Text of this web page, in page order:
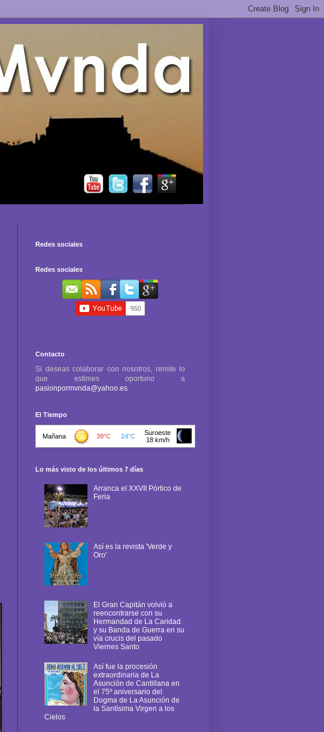
Redes sociales
Redes sociales
Contacto
Si deseas colaborar con nosotros, remite lo
que estimes oportuno a
pasionpormvnda@yahoo.es
El Tiempo
Lo más visto de los últimos 7 días
Arranca el XXVII Pórtico de
Feria
Así es la revista 'Verde y
Oro'
El Gran Capitán volvió a
reencontrarse con su
Hermandad de La Caridad
y su Banda de Guerra en su
vía crucis del pasado
Viernes Santo
Así fue la procesión
extraordinaria de La
Asunción de Cantillana en
el 75º aniversario del
Dogma de La Asunción de
la Santísima Virgen a los
Cielos